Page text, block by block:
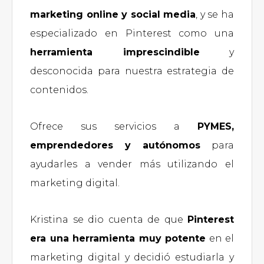
marketing online y social media, y se ha
especializado en Pinterest como una
herramienta imprescindible y
desconocida para nuestra estrategia de
contenidos.
Ofrece sus servicios a PYMES,
emprendedores y autónomos para
ayudarles a vender más utilizando el
marketing digital.
Kristina se dio cuenta de que Pinterest
era una herramienta muy potente en el
marketing digital y decidió estudiarla y